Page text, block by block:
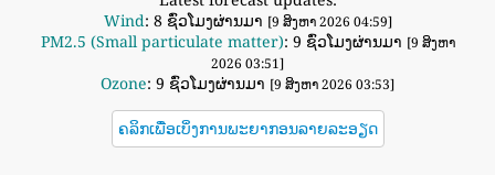
Wind: 8 ຊົ່ວໂມງຜ່ານມາ [9 ສິງຫາ 2026 04:59]
PM2.5 (Small particulate matter): 9 ຊົ່ວໂມງຜ່ານມາ [9 ສິງຫາ
2026 03:51]
Ozone: 9 ຊົ່ວໂມງຜ່ານມາ [9 ສິງຫາ 2026 03:53]
ຄລິກເພື່ອເບິ່ງການພະຍາກອນລາຍລະອຽດ